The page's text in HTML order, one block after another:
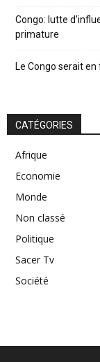
Congo: lutte
primature
Le Congo serait en
CATÉGORIES
Afrique
Economie
Monde
Non classé
Politique
Sacer Tv
Société